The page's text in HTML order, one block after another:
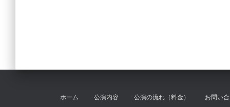
ホーム 公演内容 公演の流れ（料金） お問い